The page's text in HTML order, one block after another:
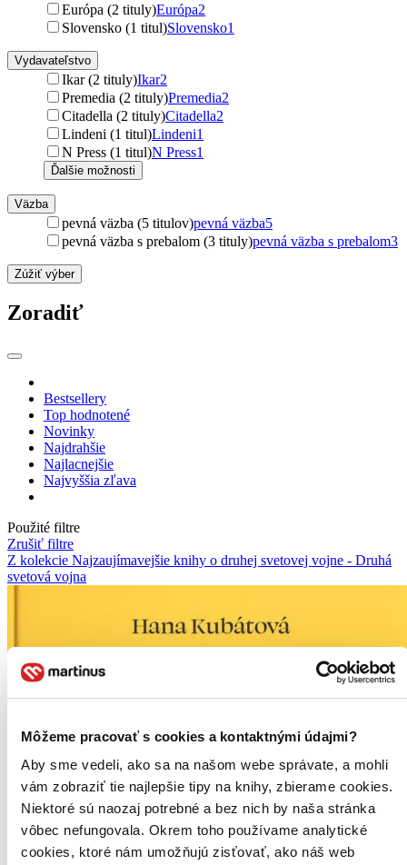
Môžeme pracovať s cookies a kontaktnými údajmi?
Aby sme vedeli, ako sa na našom webe správate, a mohli
vám zobraziť tie najlepšie tipy na knihy, zbierame cookies.
Niektoré sú naozaj potrebné a bez nich by naša stránka
vôbec nefungovala. Okrem toho používame analytické
cookies, ktoré nám umožňujú zisťovať, ako náš web
Európa (2 tituly)Európa2
Slovensko (1 titul)Slovensko1
Vydavateľstvo
Ikar (2 tituly)Ikar2
Premedia (2 tituly)Premedia2
Citadella (2 tituly)Citadella2
Lindeni (1 titul)Lindeni1
N Press (1 titul)N Press1
Ďalšie možnosti
Väzba
pevná väzba (5 titulov)pevná väzba5
pevná väzba s prebalom (3 tituly)pevná väzba s prebalom3
Zúžiť výber
Zoradiť
Bestsellery
Top hodnotené
Novinky
Najdrahšie
Najlacnejšie
Najvyššia zľava
Použité filtre
Zrušiť filtre
Z kolekcie Najzaujímavejšie knihy o druhej svetovej vojne - Druhá
svetová vojna